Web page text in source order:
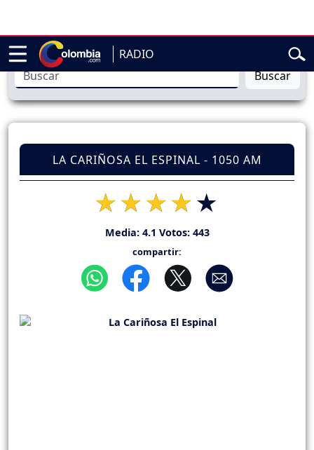
RADIO
de Abelardo de la Espriella
Buscar
LA CARIÑOSA EL ESPINAL - 1050 AM
Media: 4.1 Votos: 443
compartir: